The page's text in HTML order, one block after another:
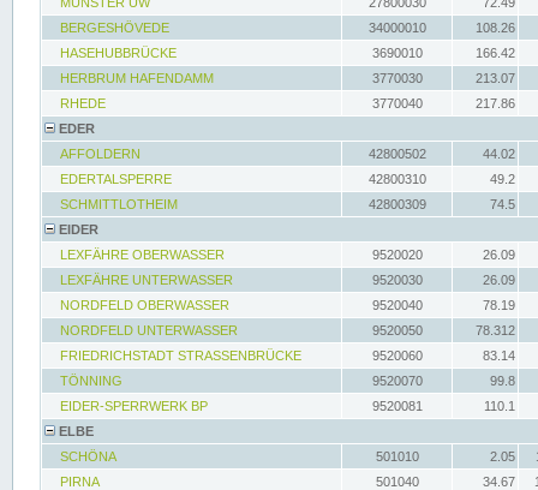
BERGESHÖVEDE
34000010
108.26
HASEHUBBRÜCKE
3690010
166.42
HERBRUM HAFENDAMM
3770030
213.07
RHEDE
3770040
217.86
EDER
AFFOLDERN
42800502
44.02
EDERTALSPERRE
42800310
49.2
SCHMITTLOTHEIM
42800309
74.5
EIDER
LEXFÄHRE OBERWASSER
9520020
26.09
LEXFÄHRE UNTERWASSER
9520030
26.09
NORDFELD OBERWASSER
9520040
78.19
NORDFELD UNTERWASSER
9520050
78.312
FRIEDRICHSTADT STRASSENBRÜCKE
9520060
83.14
TÖNNING
9520070
99.8
EIDER-SPERRWERK BP
9520081
110.1
ELBE
SCHÖNA
501010 2.05
PIRNA
501040 34.67